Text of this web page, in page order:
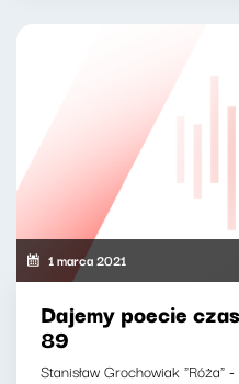
1 marca 2021
Dajemy poecie
89
Stanisław Grochowiak "Róża"